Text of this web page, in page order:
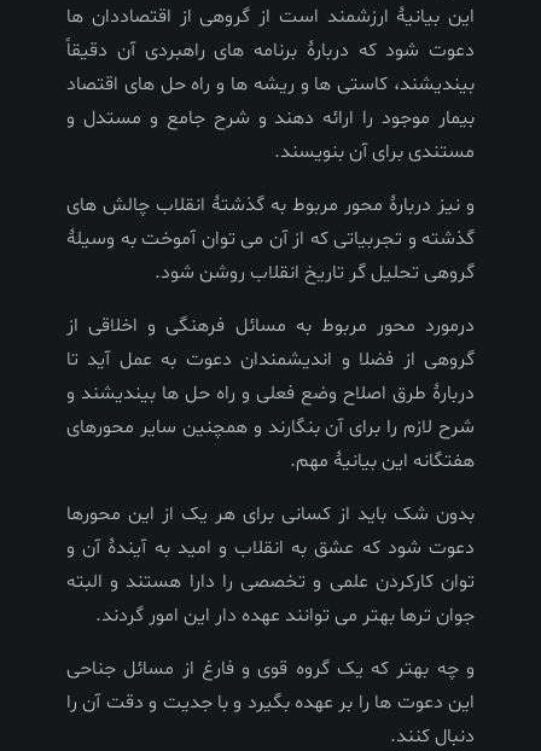
این بیانیۀ ارزشمند است از گروهی از اقتصاددان ها
دعوت شود که دربارۀ برنامه های راهبردی آن دقیقاً
بیندیشند، کاستی ها و ریشه ها و راه حل های اقتصاد
بیمار موجود را ارائه دهند و شرح جامع و مستدل و
مستندی برای آن بنویسند.
و نیز دربارۀ محور مربوط به گذشتۀ انقلاب چالش های
گذشته و تجربیاتی که از آن می توان آموخت به وسیلۀ
گروهی تحلیل گر تاریخ انقلاب روشن شود.
درمورد محور مربوط به مسائل فرهنگی و اخلاقی از
گروهی از فضلا و اندیشمندان دعوت به عمل آید تا
دربارۀ طرق اصلاح وضع فعلی و راه حل ها بیندیشند و
شرح لازم را برای آن بنگارند و همچنین سایر محورهای
هفتگانه این بیانیۀ مهم.
بدون شک باید از کسانی برای هر یک از این محورها
دعوت شود که عشق به انقلاب و امید به آیندۀ آن و
توان کارکردن علمی و تخصصی را دارا هستند و البته
جوان ترها بهتر می توانند عهده دار این امور گردند.
و چه بهتر که یک گروه قوی و فارغ از مسائل جناحی
این دعوت ها را بر عهده بگیرد و با جدیت و دقت آن را
دنبال کنند.